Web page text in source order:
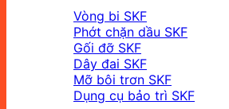
Vòng bi SKF
Phớt chặn dầu SKF
Gối đỡ SKF
Dây đai SKF
Mỡ bôi trơn SKF
Dụng cụ bảo trì SKF